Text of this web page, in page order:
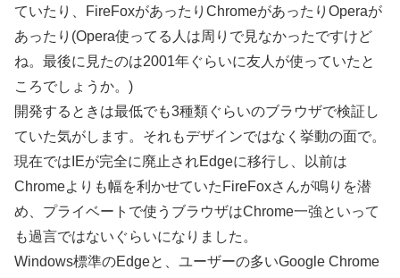
ていたり、FireFoxがあったりChromeがあったりOperaが
あったり(Opera使ってる人は周りで見なかったですけど
ね。最後に見たのは2001年ぐらいに友人が使っていたと
ころでしょうか。)
開発するときは最低でも3種類ぐらいのブラウザで検証し
ていた気がします。それもデザインではなく挙動の面で。
現在ではIEが完全に廃止されEdgeに移行し、以前は
Chromeよりも幅を利かせていたFireFoxさんが鳴りを潜
め、プライベートで使うブラウザはChrome一強といって
も過言ではないぐらいになりました。
Windows標準のEdgeと、ユーザーの多いGoogle Chrome